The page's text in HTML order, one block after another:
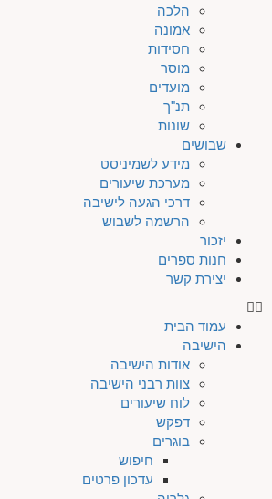
הלכה
אמונה
חסידות
מוסר
מועדים
תנ"ך
שונות
שבושים
מידע לשמיניסט
מערכת שיעורים
דרכי הגעה לישיבה
הרשמה לשבוש
יזכור
חנות ספרים
יצירת קשר
עמוד הבית
הישיבה
אודות הישיבה
צוות רבני הישיבה
לוח שיעורים
דפקש
בוגרים
חיפוש
עדכון פרטים